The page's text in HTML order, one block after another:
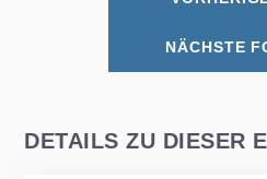
NÄCHSTE
DETAILS ZU DIESER